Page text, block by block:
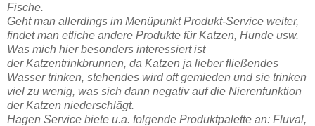
Fische.
Geht man allerdings im Menüpunkt Produkt-Service weiter,
findet man etliche andere Produkte für Katzen, Hunde usw.
Was mich hier besonders interessiert ist
der Katzentrinkbrunnen, da Katzen ja lieber fließendes
Wasser trinken, stehendes wird oft gemieden und sie trinken
viel zu wenig, was sich dann negativ auf die Nierenfunktion
der Katzen niederschlägt.
Hagen Service biete u.a. folgende Produktpalette an: Fluval,